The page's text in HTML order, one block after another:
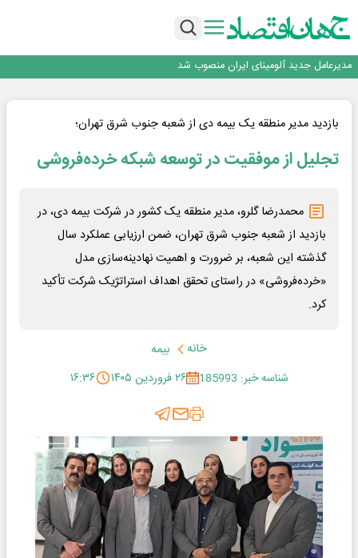
بازگشت فرش ماشینی به اصفهان پس از هفت سال؛ دو نمایشگاه تخصصی در شهر
مدیرعامل جدید آلومینای ایران منصوب شد
رونمایی فولاد غدیر نی ریز از سامانه ی « آقای پولاد»
بازگشت فرش ماشینی به اصفهان پس از هفت سال؛ دو نمایشگاه تخصصی در شهر
بازدید مدیر منطقه یک بیمه دی از شعبه جنوب شرق تهران؛
تجلیل از موفقیت در توسعه شبکه خرده‌فروشی
محمدرضا گلرو، مدیر منطقه یک کشور در شرکت بیمه دی، در
بازدید از شعبه جنوب شرق تهران، ضمن ارزیابی عملکرد سال
گذشته این شعبه، بر ضرورت و اهمیت نهادینه‌سازی مدل
«خرده‌فروشی» در راستای تحقق اهداف استراتژیک شرکت تأکید
کرد.‌
خانه
بیمه
شناسه خبر: 185993
۲۶ فروردین ۱۴۰۵ ۱۶:۳۶